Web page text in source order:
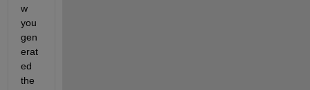
w
you
gen
erat
ed
the